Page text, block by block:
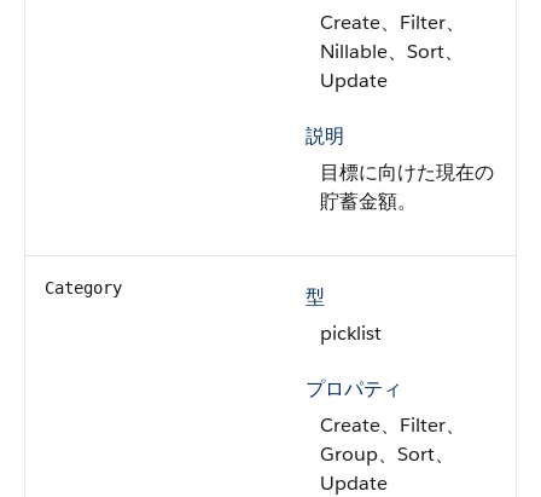
Create、Filter、
Nillable、Sort、
Update
説明
目標に向けた現在の
貯蓄金額。
Category
型
picklist
プロパティ
Create、Filter、
Group、Sort、
Update